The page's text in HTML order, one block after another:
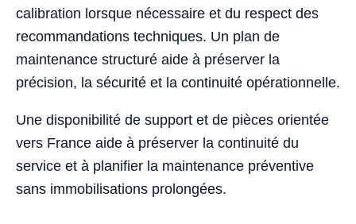
calibration lorsque nécessaire et du respect des
recommandations techniques. Un plan de
maintenance structuré aide à préserver la
précision, la sécurité et la continuité opérationnelle.
Une disponibilité de support et de pièces orientée
vers France aide à préserver la continuité du
service et à planifier la maintenance préventive
sans immobilisations prolongées.